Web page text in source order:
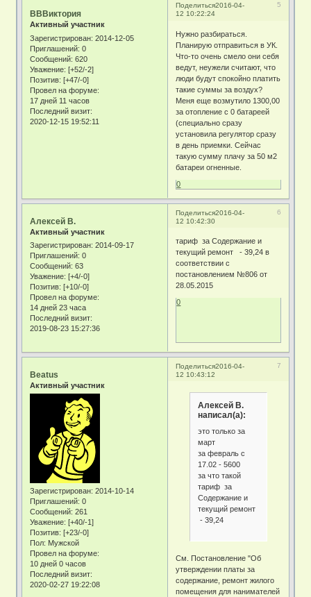
Поделиться 5
2016-04-
12 10:22:24
ВВВиктория
Активный участник
Зарегистрирован: 2014-12-05
Приглашений: 0
Сообщений: 620
Уважение: [+52/-2]
Позитив: [+47/-0]
Провел на форуме:
17 дней 11 часов
Последний визит:
2020-12-15 19:52:11
Нужно разбираться.
Планирую отправиться в УК.
Что-то очень смело они себя
ведут, неужели считают, что
люди будут спокойно платить
такие суммы за воздух?
Меня еще возмутило 1300,00
за отопление с 0 батареей
(специально сразу
установила регулятор сразу
в день приемки. Сейчас
такую сумму плачу за 50 м2
батареи огненные.
0
Поделиться 6
2016-04-
12 10:42:30
Алексей В.
Активный участник
Зарегистрирован: 2014-09-17
Приглашений: 0
Сообщений: 63
Уважение: [+4/-0]
Позитив: [+10/-0]
Провел на форуме:
14 дней 23 часа
Последний визит:
2019-08-23 15:27:36
тариф за Содержание и
текущий ремонт - 39,24 в
соответствии с
постановлением №806 от
28.05.2015
0
Поделиться 7
2016-04-
12 10:43:12
Beatus
Активный участник
Зарегистрирован: 2014-10-14
Приглашений: 0
Сообщений: 261
Уважение: [+40/-1]
Позитив: [+23/-0]
Пол: Мужской
Провел на форуме:
10 дней 0 часов
Последний визит:
2020-02-27 19:22:08
Алексей В.
написал(а):
это только за
март
за февраль с
17.02 - 5600
за что такой
тариф за
Содержание и
текущий ремонт
- 39,24
См. Постановление "Об
утверждении платы за
содержание, ремонт жилого
помещения для нанимателей